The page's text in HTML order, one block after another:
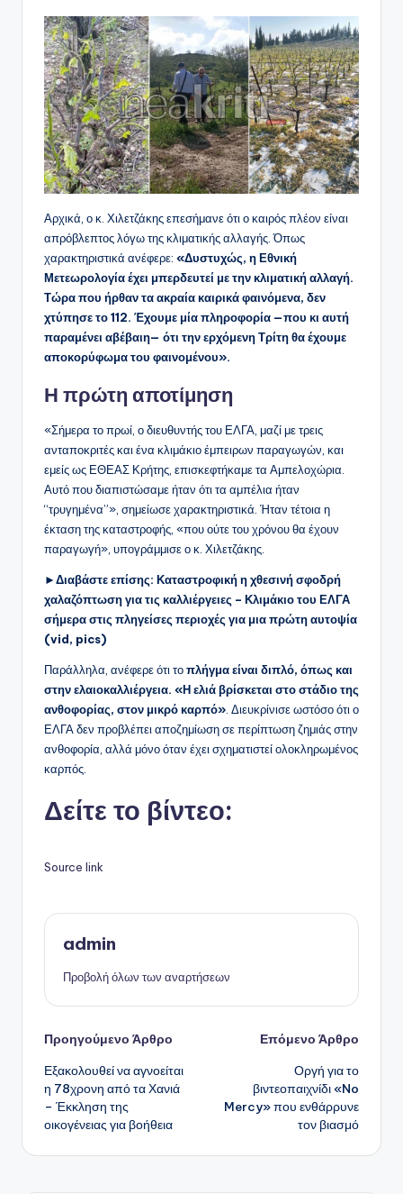
Αρχικά, ο κ. Χιλετζάκης επεσήμανε ότι ο καιρός πλέον είναι
απρόβλεπτος λόγω της κλιματικής αλλαγής. Όπως
χαρακτηριστικά ανέφερε: «Δυστυχώς, η Εθνική
Μετεωρολογία έχει μπερδευτεί με την κλιματική αλλαγή.
Τώρα που ήρθαν τα ακραία καιρικά φαινόμενα, δεν
χτύπησε το 112. Έχουμε μία πληροφορία —που κι αυτή
παραμένει αβέβαιη— ότι την ερχόμενη Τρίτη θα έχουμε
αποκορύφωμα του φαινομένου».
Η πρώτη αποτίμηση
«Σήμερα το πρωί, ο διευθυντής του ΕΛΓΑ, μαζί με τρεις
ανταποκριτές και ένα κλιμάκιο έμπειρων παραγωγών, και
εμείς ως ΕΘΕΑΣ Κρήτης, επισκεφτήκαμε τα Αμπελοχώρια.
Αυτό που διαπιστώσαμε ήταν ότι τα αμπέλια ήταν
“τρυγημένα”», σημείωσε χαρακτηριστικά. Ήταν τέτοια η
έκταση της καταστροφής, «που ούτε του χρόνου θα έχουν
παραγωγή», υπογράμμισε ο κ. Χιλετζάκης.
►Διαβάστε επίσης: Καταστροφική η χθεσινή σφοδρή
χαλαζόπτωση για τις καλλιέργειες – Κλιμάκιο του ΕΛΓΑ
σήμερα στις πληγείσες περιοχές για μια πρώτη αυτοψία
(vid, pics)
Παράλληλα, ανέφερε ότι τοπλήγμα είναι διπλό, όπως και
στην ελαιοκαλλιέργεια. «Η ελιά βρίσκεται στο στάδιο της
ανθοφορίας, στον μικρό καρπό» . Διευκρίνισε ωστόσο ότι ο
ΕΛΓΑ δεν προβλέπει αποζημίωση σε περίπτωση ζημιάς στην
ανθοφορία, αλλά μόνο όταν έχει σχηματιστεί ολοκληρωμένος
καρπός.
Δείτε το βίντεο:
Source link
admin
Προβολή όλων των αναρτήσεων
Πλοήγηση
δημοσιεύσεων
Προηγούμενο Άρθρο
Εξακολουθεί να αγνοείται
η 78χρονη από τα Χανιά
– Έκκληση της
οικογένειας για βοήθεια
Επόμενο Άρθρο
Οργή για το
βιντεοπαιχνίδι «No
Mercy» που ενθάρρυνε
τον βιασμό